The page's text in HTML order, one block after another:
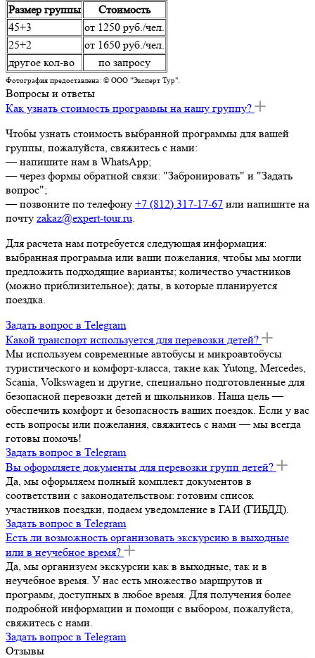
Размер группы
Стоимость
45+3
от 1250 руб./чел.
25+2
от 1650 руб./чел.
другое кол-во
по запросу
Фотография предоставлена: © ООО "Эксперт Тур".
Вопросы и ответы
Как узнать стоимость программы на нашу группу?
Чтобы узнать стоимость выбранной программы для вашей
группы, пожалуйста, свяжитесь с нами:
— напишите нам в WhatsApp;
— через формы обратной связи: "Забронировать" и "Задать
вопрос";
— позвоните по телефону +7 (812) 317-17-67 или напишите на
почту zakaz@expert-tour.ru.
Для расчета нам потребуется следующая информация:
выбранная программа или ваши пожелания, чтобы мы могли
предложить подходящие варианты; количество участников
(можно приблизительное); даты, в которые планируется
поездка.
Задать вопрос в Telegram
Какой транспорт используется для перевозки детей?
Мы используем современные автобусы и микроавтобусы
туристического и комфорт-класса, такие как Yutong, Mercedes,
Scania, Volkswagen и другие, специально подготовленные для
безопасной перевозки детей и школьников. Наша цель —
обеспечить комфорт и безопасность ваших поездок. Если у вас
есть вопросы или пожелания, свяжитесь с нами — мы всегда
готовы помочь!
Задать вопрос в Telegram
Вы оформляете документы для перевозки групп детей?
Да, мы оформляем полный комплект документов в
соответствии с законодательством: готовим список
участников поездки, подаем уведомление в ГАИ (ГИБДД).
Задать вопрос в Telegram
Есть ли возможность организовать экскурсию в выходные
или в неучебное время?
Да, мы организуем экскурсии как в выходные, так и в
неучебное время. У нас есть множество маршрутов и
программ, доступных в любое время. Для получения более
подробной информации и помощи с выбором, пожалуйста,
свяжитесь с нами.
Задать вопрос в Telegram
Отзывы